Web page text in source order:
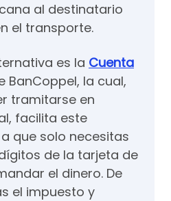
al destinatario
el transporte.
es la Cuenta
BanCoppel, la cual,
tramitarse en
facilita este
que solo necesitas
dígitos de la tarjeta de
el dinero. De
el impuesto y